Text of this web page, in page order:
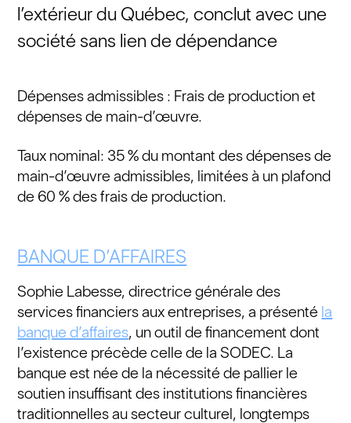
l’extérieur du Québec, conclut avec une
société sans lien de dépendance
Dépenses admissibles : Frais de production et
dépenses de main-d’œuvre.
Taux nominal: 35 % du montant des dépenses de
main-d’œuvre admissibles, limitées à un plafond
de 60 % des frais de production.
BANQUE D’AFFAIRES
Sophie Labesse, directrice générale des
services financiers aux entreprises, a présenté la
banque d’affaires, un outil de financement dont
l’existence précède celle de la SODEC. La
banque est née de la nécessité de pallier le
soutien insuffisant des institutions financières
traditionnelles au secteur culturel, longtemps